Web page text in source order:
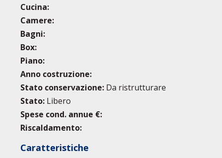
Cucina:
Camere:
Bagni:
Box:
Piano:
Anno costruzione:
Stato conservazione: Da ristrutturare
Stato: Libero
Spese cond. annue €:
Riscaldamento:
Caratteristiche